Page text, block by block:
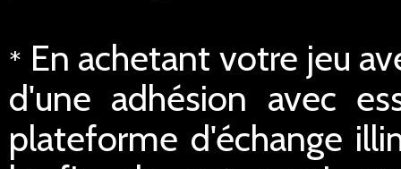
* En achetant votre jeu
d'une adhésion avec
plateforme d'échange